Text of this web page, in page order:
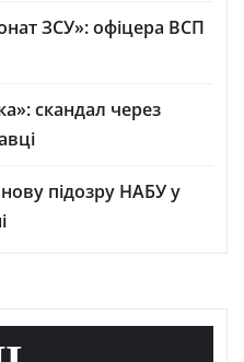
ЗСУ»: офіцера ВСП
скандал через
підозру НАБУ у